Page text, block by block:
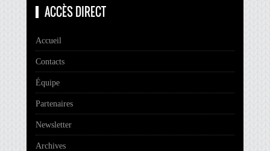
ACCÈS DIRECT
Accueil
Contacts
Équipe
Partenaires
Newsletter
Archives